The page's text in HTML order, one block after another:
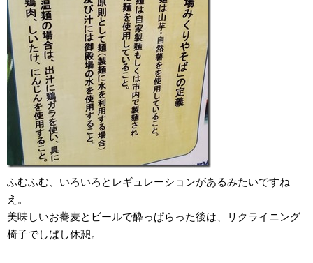
ふむふむ、いろいろとレギュレーションがあるみたいですね
え。
美味しいお蕎麦とビールで酔っぱらった後は、リクライニング
椅子でしばし休憩。